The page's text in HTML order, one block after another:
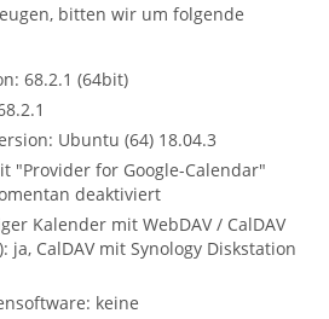
bitten wir um folgende
68.2.1 (64bit)
Ubuntu (64) 18.04.3
"Provider for Google-Calendar"
deaktiviert
Kalender mit WebDAV / CalDAV
ja, CalDAV mit Synology Diskstation
keine